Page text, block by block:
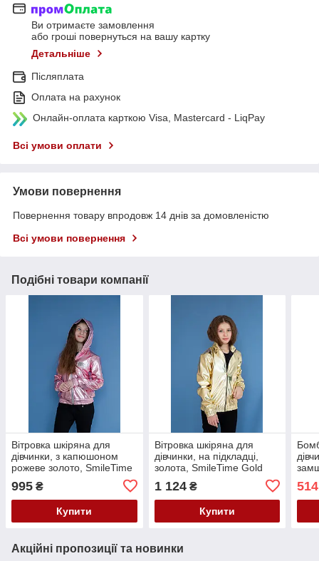
Ви отримаєте замовлення
або гроші повернуться на вашу картку
Детальніше
Післяплата
Оплата на рахунок
Онлайн-оплата карткою Visa, Mastercard - LiqPay
Всі умови оплати
Умови повернення
Повернення товару впродовж 14 днів за домовленістю
Всі умови повернення
Подібні товари компанії
Вітровка шкіряна для
дівчинки, з капюшоном
рожеве золото, SmileTime
995 ₴
Купити
Вітровка шкіряна для
дівчинки, на підкладці,
золота, SmileTime Gold
1 124₴
Купити
Акційні пропозиції та новинки